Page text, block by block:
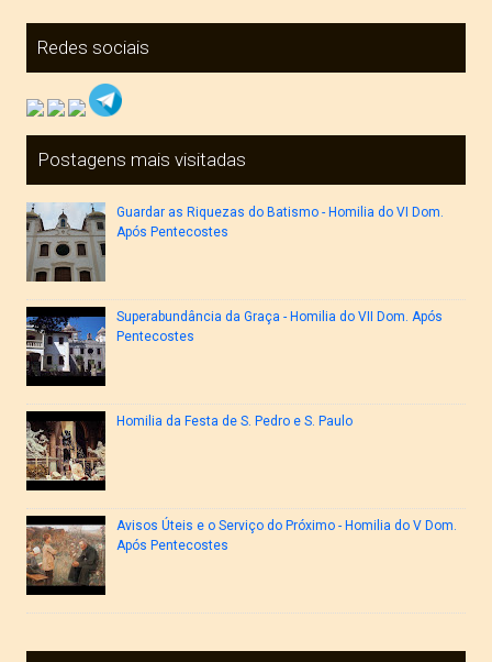
Redes sociais
Postagens mais visitadas
Guardar as Riquezas do Batismo - Homilia do VI Dom.
Após Pentecostes
Superabundância da Graça - Homilia do VII Dom. Após
Pentecostes
Homilia da Festa de S. Pedro e S. Paulo
Avisos Úteis e o Serviço do Próximo - Homilia do V Dom.
Após Pentecostes